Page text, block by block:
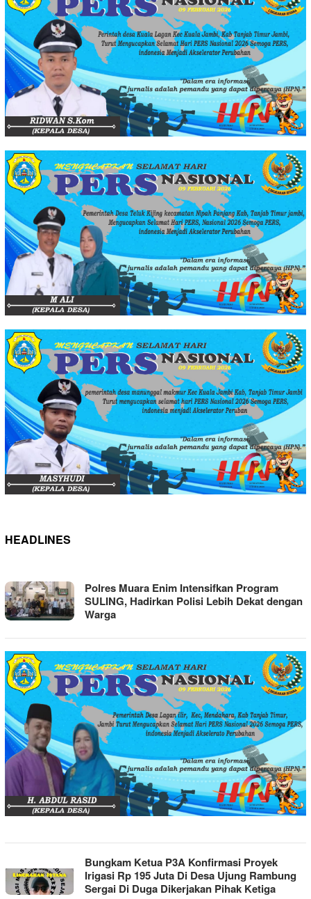
HEADLINES
LINGKARAN
ISTANA
Polres Muara Enim Intensifkan Program
SULING, Hadirkan Polisi Lebih Dekat dengan
Warga
Bungkam Ketua P3A Konfirmasi Proyek
Irigasi Rp 195 Juta Di Desa Ujung Rambung
Sergai Di Duga Dikerjakan Pihak Ketiga